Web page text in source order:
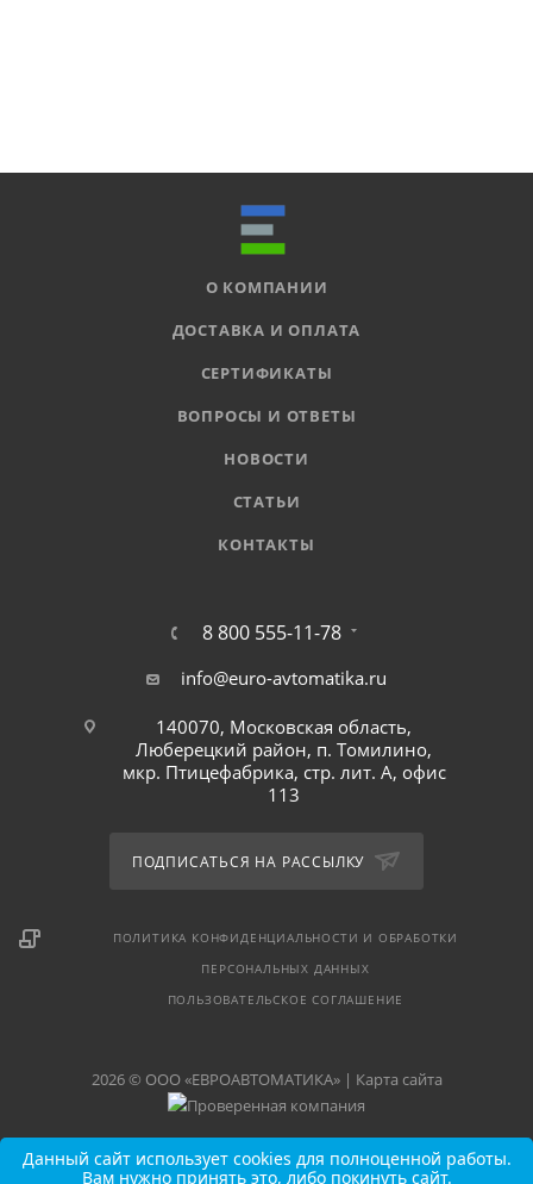
О КОМПАНИИ
ДОСТАВКА И ОПЛАТА
СЕРТИФИКАТЫ
ВОПРОСЫ И ОТВЕТЫ
НОВОСТИ
СТАТЬИ
КОНТАКТЫ
8 800 555-11-78
info@euro-avtomatika.ru
140070, Московская область,
Люберецкий район, п. Томилино,
мкр. Птицефабрика, стр. лит. А, офис
113
ПОДПИСАТЬСЯ НА РАССЫЛКУ
ПОЛИТИКА КОНФИДЕНЦИАЛЬНОСТИ И ОБРАБОТКИ
ПЕРСОНАЛЬНЫХ ДАННЫХ
ПОЛЬЗОВАТЕЛЬСКОЕ СОГЛАШЕНИЕ
2026 © ООО «ЕВРОАВТОМАТИКА» | Карта сайта
Данный сайт использует cookies для полноценной работы.
Вам нужно принять это, либо покинуть сайт.